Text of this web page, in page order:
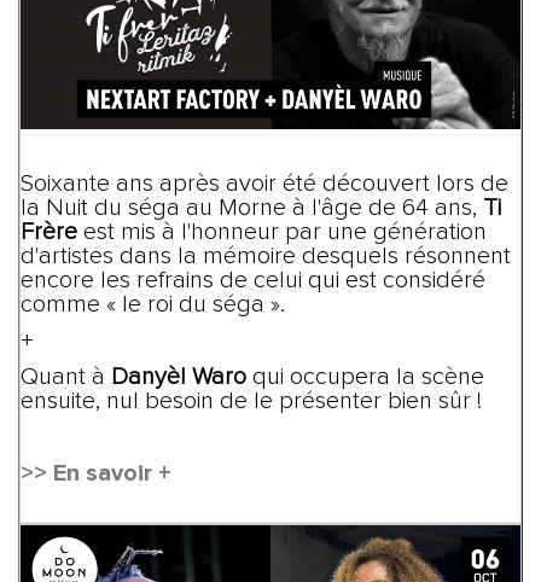
Soixante ans après avoir été découvert lors de
la Nuit du séga au Morne à l'âge de 64 ans, Ti
Frère est mis à l'honneur par une génération
d'artistes dans la mémoire desquels résonnent
encore les refrains de celui qui est considéré
comme « le roi du séga ».
+
Quant à Danyèl Waro qui occupera la scène
ensuite, nul besoin de le présenter bien sûr !
>> En savoir +